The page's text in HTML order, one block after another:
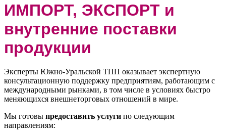
ИМПОРТ, ЭКСПОРТ и
внутренние поставки
продукции
Эксперты Южно-Уральской ТПП оказывает экспертную
консультационную поддержку предприятиям, работающим с
международными рынками, в том числе в условиях быстро
меняющихся внешнеторговых отношений в мире.
Мы готовы предоставить услуги по следующим
направлениям: